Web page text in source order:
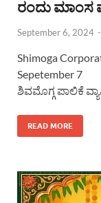
ರಂದು ಮಾಂಸ
September 6, 2024 -
Shimoga
Sepetember 7
ಶಿವಮೊಗ್ಗ ಪಾಲಿಕೆ
READ MORE